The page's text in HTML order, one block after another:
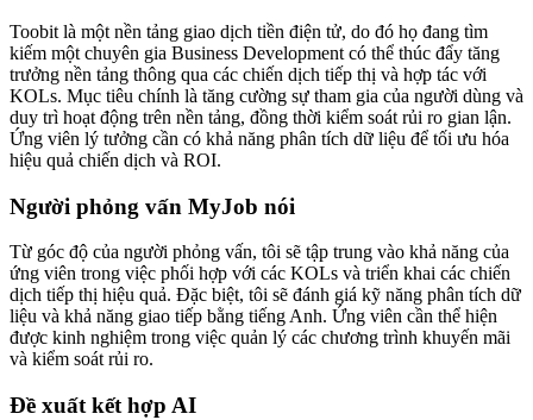
Toobit là một nền tảng giao dịch tiền điện tử, do đó họ đang tìm
kiếm một chuyên gia Business Development có thể thúc đẩy tăng
trưởng nền tảng thông qua các chiến dịch tiếp thị và hợp tác với
KOLs. Mục tiêu chính là tăng cường sự tham gia của người dùng và
duy trì hoạt động trên nền tảng, đồng thời kiểm soát rủi ro gian lận.
Ứng viên lý tưởng cần có khả năng phân tích dữ liệu để tối ưu hóa
hiệu quả chiến dịch và ROI.
Người phỏng vấn MyJob nói
Từ góc độ của người phỏng vấn, tôi sẽ tập trung vào khả năng của
ứng viên trong việc phối hợp với các KOLs và triển khai các chiến
dịch tiếp thị hiệu quả. Đặc biệt, tôi sẽ đánh giá kỹ năng phân tích dữ
liệu và khả năng giao tiếp bằng tiếng Anh. Ứng viên cần thể hiện
được kinh nghiệm trong việc quản lý các chương trình khuyến mãi
và kiểm soát rủi ro.
Đề xuất kết hợp AI